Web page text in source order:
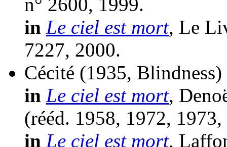
n° 2600, 1999.
in Le ciel est mort, Le
7227, 2000.
Cécité (1935, Blindness)
in Le ciel est mort,
(rééd. 1958, 1972,
in Le ciel est mort,